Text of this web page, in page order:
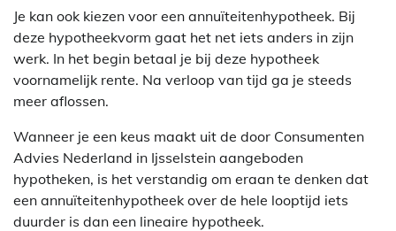
Je kan ook kiezen voor een annuïteitenhypotheek. Bij
deze hypotheekvorm gaat het net iets anders in zijn
werk. In het begin betaal je bij deze hypotheek
voornamelijk rente. Na verloop van tijd ga je steeds
meer aflossen.
Wanneer je een keus maakt uit de door Consumenten
Advies Nederland in Ijsselstein aangeboden
hypotheken, is het verstandig om eraan te denken dat
een annuïteitenhypotheek over de hele looptijd iets
duurder is dan een lineaire hypotheek.